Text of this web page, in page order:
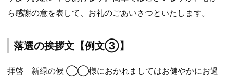
ら感謝の意を表して、お礼のごあいさつといたします。
落選の挨拶文【例文③】
拝啓 新緑の候 ◯◯様におかれましてはお健やかにお過